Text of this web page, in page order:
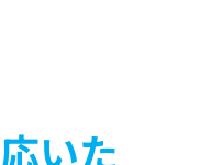
いた